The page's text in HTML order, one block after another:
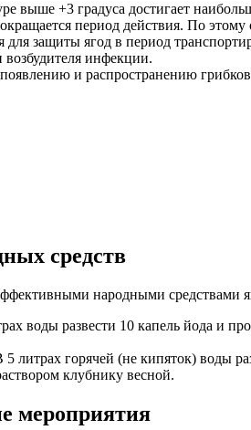
выше +3 градуса достигает
период действия. По
для защиты ягод в период
инфекции.
появлению и распространению
средств
народными средствами
воды развести 10 капель йода и
5 литрах горячей (не кипяток) воды
клубнику весной.
мероприятия